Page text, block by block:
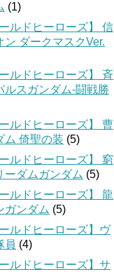
(1)
ルドヒーローズ】 信
ダークマスクVer.
ルドヒーローズ】 斉
ルスガンダム-闘戦勝
ルドヒーローズ】 曹
ム 倚聖の装 (5)
ルドヒーローズ】 窮
ーダムガンダム (5)
ルドヒーローズ】 龍
ガンダム (5)
ルドヒーローズ】ヴ
員 (4)
ルドヒーローズ】サ